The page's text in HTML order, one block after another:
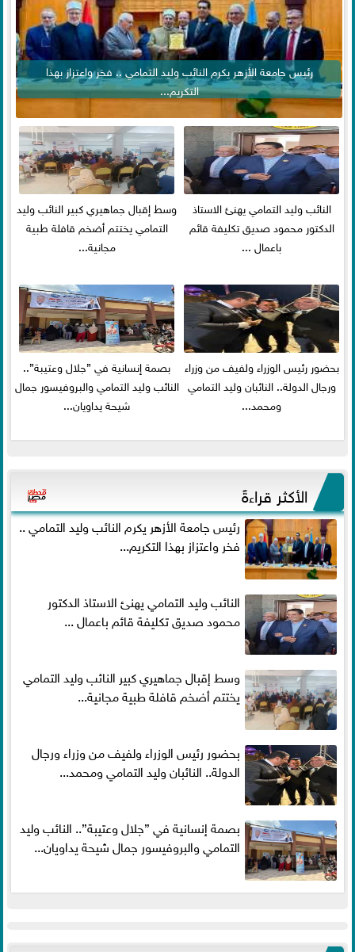
رئيس جامعة الأزهر يكرم النائب وليد التمامي .. فخر واعتزاز بهذا
التكريم...
النائب وليد التمامي يهنئ الاستاذ
الدكتور محمود صديق تكليفة قائم
باعمال ...
وسط إقبال جماهيري كبير النائب وليد
التمامي يختتم أضخم قافلة طبية
مجانية...
بحضور رئيس الوزراء ولفيف من وزراء
ورجال الدولة.. النائبان وليد التمامي
ومحمد...
بصمة إنسانية في ”جلال وعتيبة”..
النائب وليد التمامي والبروفيسور جمال
شيحة يداويان...
الأكثر قراءةً
رئيس جامعة الأزهر يكرم النائب وليد التمامي ..
فخر واعتزاز بهذا التكريم...
النائب وليد التمامي يهنئ الاستاذ الدكتور
محمود صديق تكليفة قائم باعمال ...
وسط إقبال جماهيري كبير النائب وليد التمامي
يختتم أضخم قافلة طبية مجانية...
بحضور رئيس الوزراء ولفيف من وزراء ورجال
الدولة.. النائبان وليد التمامي ومحمد...
بصمة إنسانية في ”جلال وعتيبة”.. النائب وليد
التمامي والبروفيسور جمال شيحة يداويان...